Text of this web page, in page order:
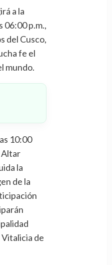
a la
06:00 p.m.,
del Cusco,
fe el
mundo.
10:00
Altar
la
de la
de